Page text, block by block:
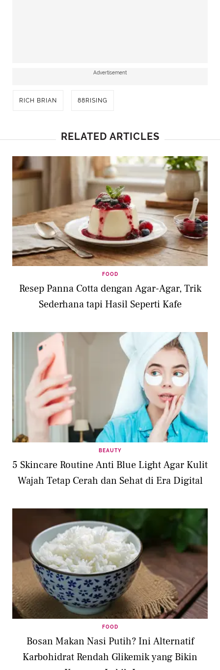
Advertisement
RICH BRIAN 88RISING
RELATED ARTICLES
FOOD
Resep Panna Cotta dengan Agar-Agar, Trik
Sederhana tapi Hasil Seperti Kafe
BEAUTY
5 Skincare Routine Anti Blue Light Agar Kulit
Wajah Tetap Cerah dan Sehat di Era Digital
FOOD
Bosan Makan Nasi Putih? Ini Alternatif
Karbohidrat Rendah Glikemik yang Bikin